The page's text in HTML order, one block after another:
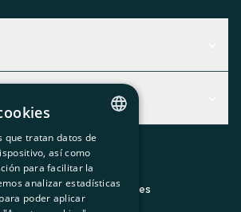
te encaja mejor
privacidadPolítica de cookies
CATALAN
SPANISH
GL
que tratan datos de
así como
para facilitar la
analizar estadísticas
poder aplicar